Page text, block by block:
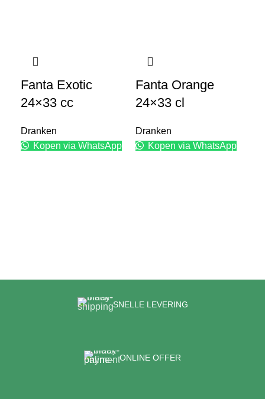
Fanta Exotic
24×33 cc
Dranken
Kopen via WhatsApp
Fanta Orange
24×33 cl
Dranken
Kopen via WhatsApp
SNELLE LEVERING
ONLINE OFFER